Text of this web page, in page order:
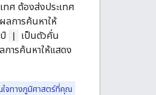
ทศ ต้องส่งประเทศ
ลการค้นหาให้
|
เป็นตัวคั่น
การค้นหาให้แสดง
ใจทางภูมิศาสตร์ที่คุณ